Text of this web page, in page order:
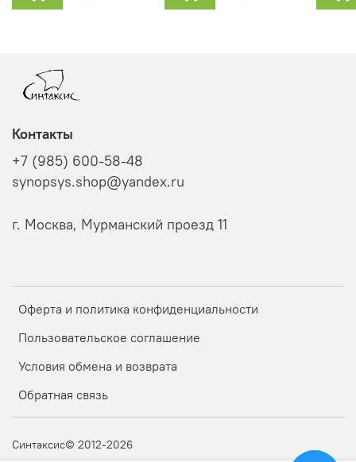
Оферта и политика конфиденциальности
Пользовательское соглашение
Условия обмена и возврата
Обратная связь
Контакты
+7 (985) 600-58-48
synopsys.shop@yandex.ru
г. Москва, Мурманский проезд 11
Синтаксис© 2012-2026